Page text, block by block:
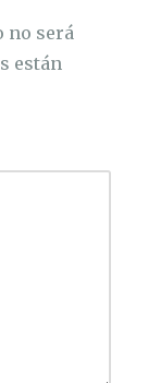
no será
están